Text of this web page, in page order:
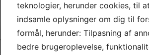
Pris pr. behandling
teknologier, herunder cookies, til at
indsamle oplysninger om dig til
formål, herunder: Tilpasning af
bedre brugeroplevelse,